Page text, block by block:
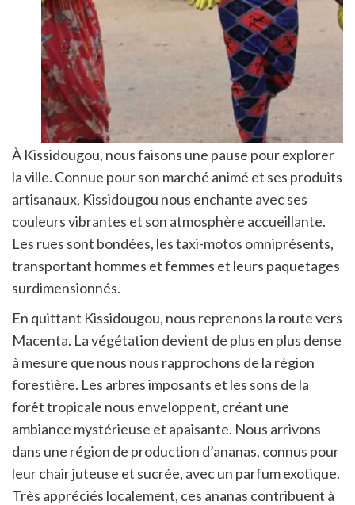
À Kissidougou, nous faisons une pause pour explorer
la ville. Connue pour son marché animé et ses produits
artisanaux, Kissidougou nous enchante avec ses
couleurs vibrantes et son atmosphère accueillante.
Les rues sont bondées, les taxi-motos omniprésents,
transportant hommes et femmes et leurs paquetages
surdimensionnés.
En quittant Kissidougou, nous reprenons la route vers
Macenta. La végétation devient de plus en plus dense
à mesure que nous nous rapprochons de la région
forestière. Les arbres imposants et les sons de la
forêt tropicale nous enveloppent, créant une
ambiance mystérieuse et apaisante. Nous arrivons
dans une région de production d’ananas, connus pour
leur chair juteuse et sucrée, avec un parfum exotique.
Très appréciés localement, ces ananas contribuent à